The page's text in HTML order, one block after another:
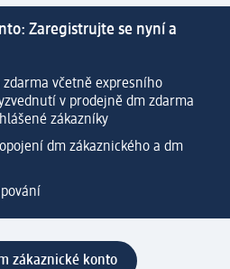
Zaregistrujte se nyní a
zdarma včetně expresního
v prodejně dm zdarma
zákazníky
dm zákaznického a dm
zákaznické konto